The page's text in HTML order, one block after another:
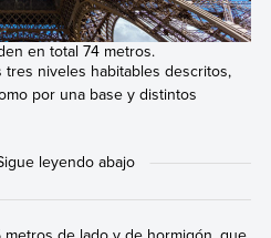
en total 74 metros.
niveles habitables descritos,
por una base y distintos